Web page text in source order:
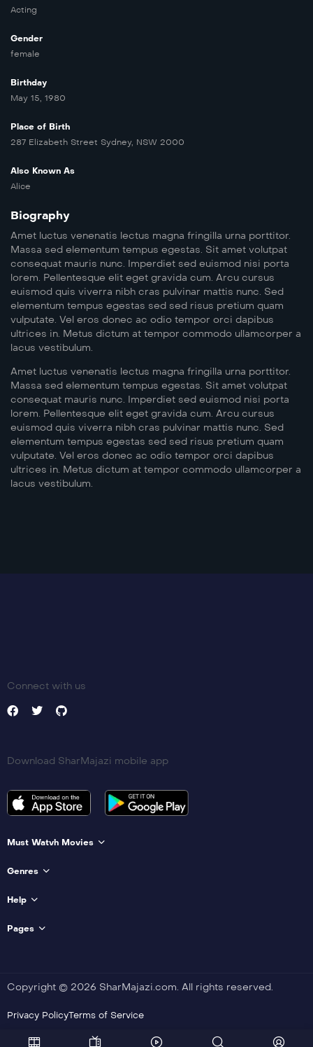
Acting
Gender
female
Birthday
May 15, 1980
Place of Birth
287 Elizabeth Street Sydney, NSW 2000
Also Known As
Alice
Biography
Amet luctus venenatis lectus magna fringilla urna porttitor.
Massa sed elementum tempus egestas. Sit amet volutpat
consequat mauris nunc. Imperdiet sed euismod nisi porta
lorem. Pellentesque elit eget gravida cum. Arcu cursus
euismod quis viverra nibh cras pulvinar mattis nunc. Sed
elementum tempus egestas sed sed risus pretium quam
vulputate. Vel eros donec ac odio tempor orci dapibus
ultrices in. Metus dictum at tempor commodo ullamcorper a
lacus vestibulum.
Amet luctus venenatis lectus magna fringilla urna porttitor.
Massa sed elementum tempus egestas. Sit amet volutpat
consequat mauris nunc. Imperdiet sed euismod nisi porta
lorem. Pellentesque elit eget gravida cum. Arcu cursus
euismod quis viverra nibh cras pulvinar mattis nunc. Sed
elementum tempus egestas sed sed risus pretium quam
vulputate. Vel eros donec ac odio tempor orci dapibus
ultrices in. Metus dictum at tempor commodo ullamcorper a
lacus vestibulum.
Connect with us
Download SharMajazi mobile app
Must Watvh Movies
Genres
Help
Pages
Copyright © 2026 SharMajazi.com. All rights reserved.
Privacy PolicyTerms of Service